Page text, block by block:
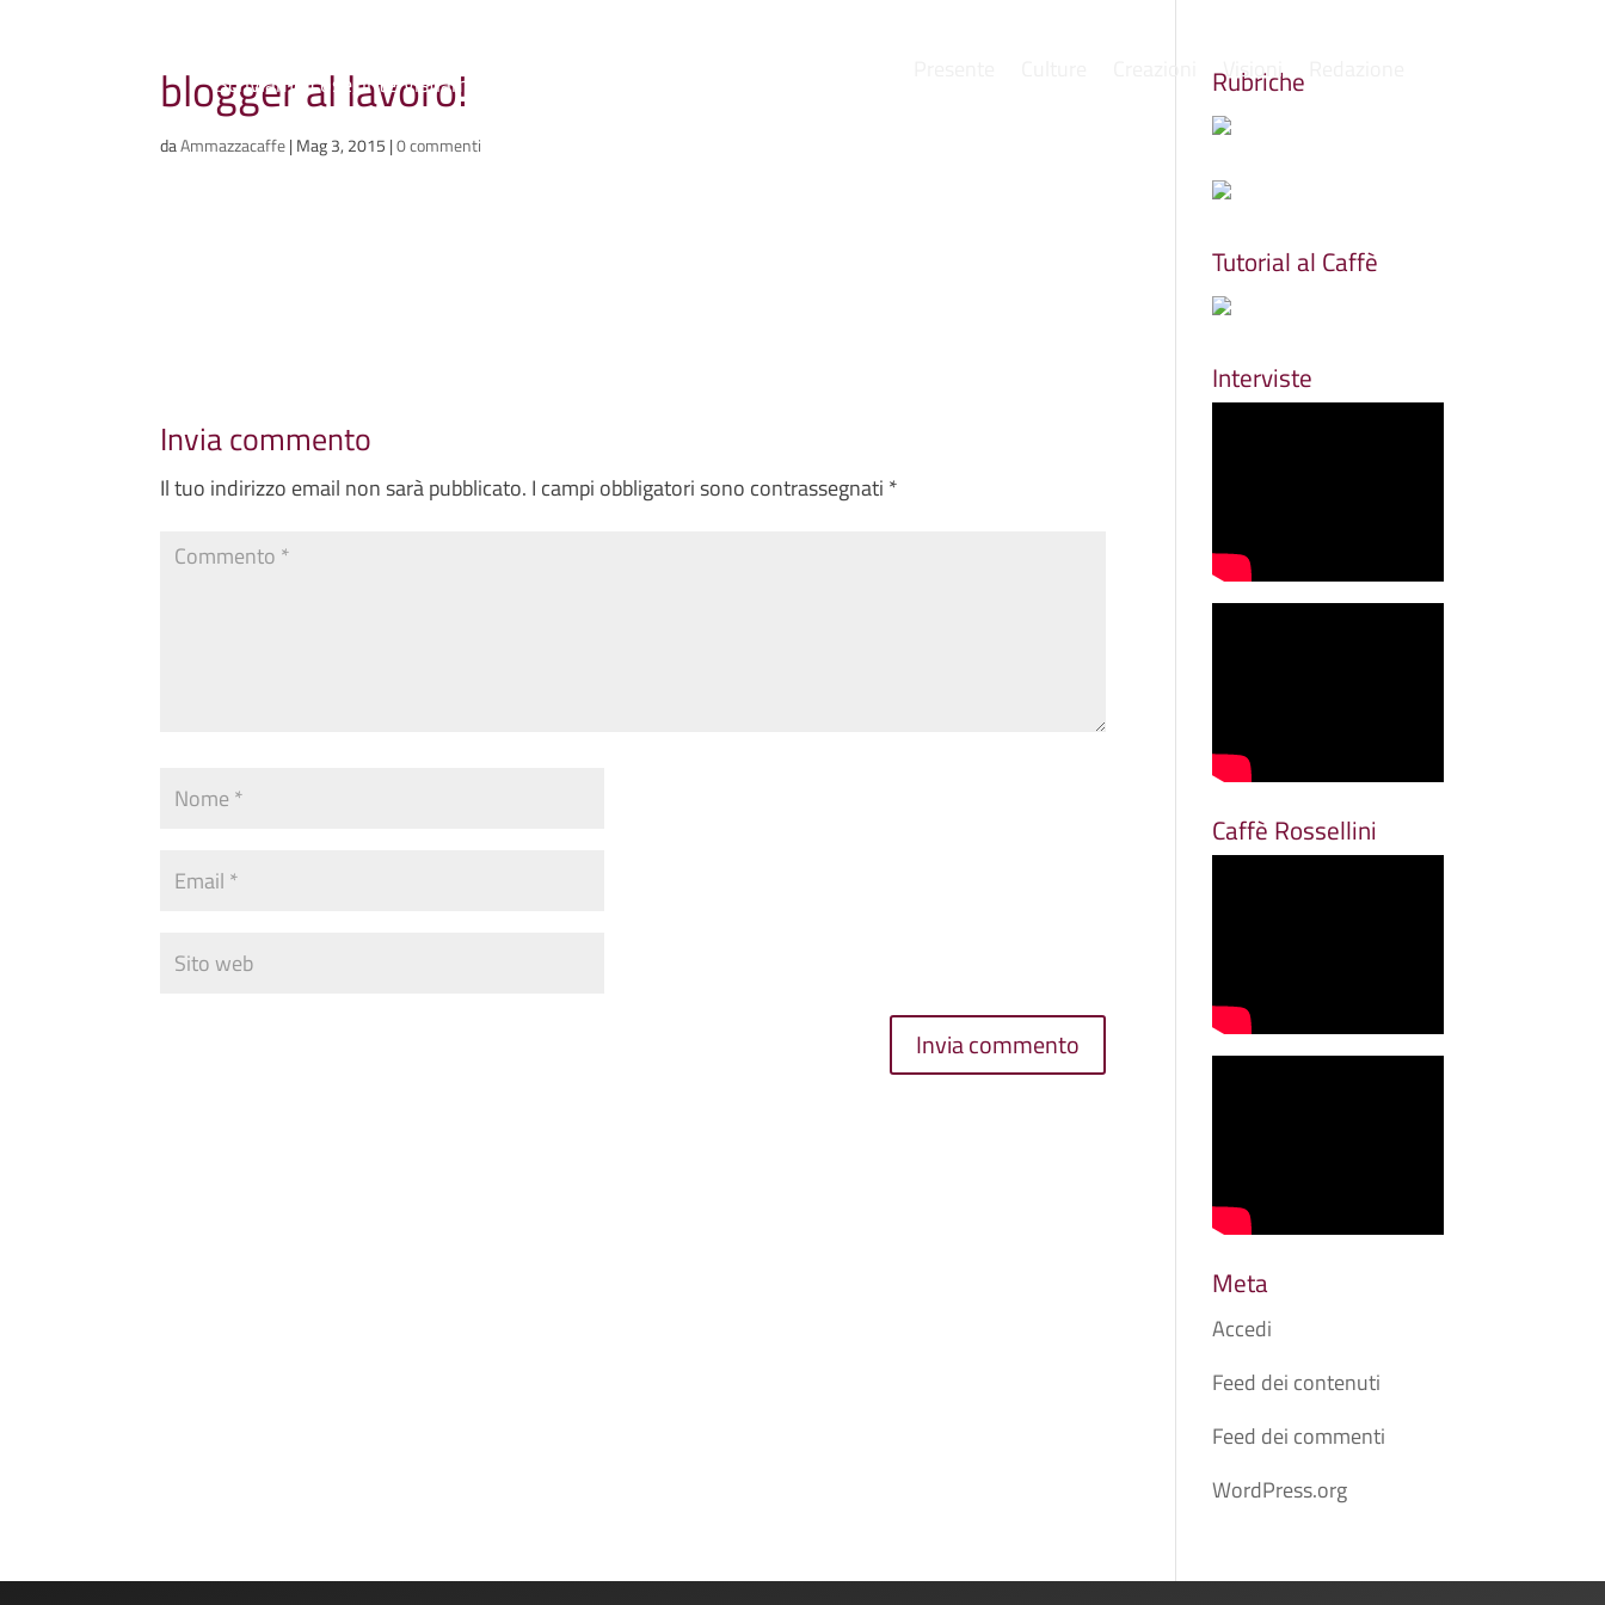
Scriviamo cose, intervistiamo gente Visioni
blogger al lavoro!
daAmmazzacaffe|Mag 3, 2015 |0 commenti
Invia commento
Il tuo indirizzo email non sarà pubblicato. I campi obbligatori sono contrassegnati *
Rubriche
Tutorial al Caffè
Interviste
Caffè Rossellini
Meta
Accedi
Feed dei contenuti
Feed dei commenti
WordPress.org